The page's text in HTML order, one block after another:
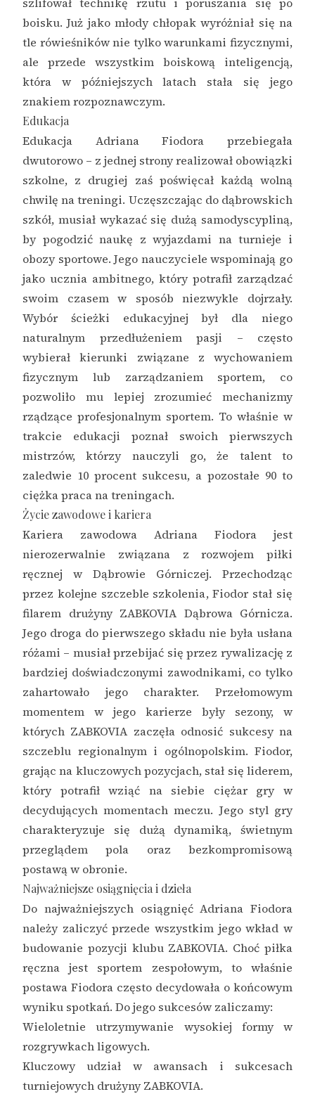
boisku. Już jako młody chłopak wyróżniał się na
tle rówieśników nie tylko warunkami fizycznymi,
ale przede wszystkim boiskową inteligencją,
która w późniejszych latach stała się jego
znakiem rozpoznawczym.
Edukacja
Edukacja Adriana Fiodora przebiegała
dwutorowo – z jednej strony realizował obowiązki
szkolne, z drugiej zaś poświęcał każdą wolną
chwilę na treningi. Uczęszczając do dąbrowskich
szkół, musiał wykazać się dużą samodyscypliną,
by pogodzić naukę z wyjazdami na turnieje i
obozy sportowe. Jego nauczyciele wspominają go
jako ucznia ambitnego, który potrafił zarządzać
swoim czasem w sposób niezwykle dojrzały.
Wybór ścieżki edukacyjnej był dla niego
naturalnym przedłużeniem pasji – często
wybierał kierunki związane z wychowaniem
fizycznym lub zarządzaniem sportem, co
pozwoliło mu lepiej zrozumieć mechanizmy
rządzące profesjonalnym sportem. To właśnie w
trakcie edukacji poznał swoich pierwszych
mistrzów, którzy nauczyli go, że talent to
zaledwie 10 procent sukcesu, a pozostałe 90 to
ciężka praca na treningach.
Życie zawodowe i kariera
Kariera zawodowa Adriana Fiodora jest
nierozerwalnie związana z rozwojem piłki
ręcznej w Dąbrowie Górniczej. Przechodząc
przez kolejne szczeble szkolenia, Fiodor stał się
filarem drużyny ZABKOVIA Dąbrowa Górnicza.
Jego droga do pierwszego składu nie była usłana
różami – musiał przebijać się przez rywalizację z
bardziej doświadczonymi zawodnikami, co tylko
zahartowało jego charakter. Przełomowym
momentem w jego karierze były sezony, w
których ZABKOVIA zaczęła odnosić sukcesy na
szczeblu regionalnym i ogólnopolskim. Fiodor,
grając na kluczowych pozycjach, stał się liderem,
który potrafił wziąć na siebie ciężar gry w
decydujących momentach meczu. Jego styl gry
charakteryzuje się dużą dynamiką, świetnym
przeglądem pola oraz bezkompromisową
postawą w obronie.
Najważniejsze osiągnięcia i dzieła
Do najważniejszych osiągnięć Adriana Fiodora
należy zaliczyć przede wszystkim jego wkład w
budowanie pozycji klubu ZABKOVIA. Choć piłka
ręczna jest sportem zespołowym, to właśnie
postawa Fiodora często decydowała o końcowym
wyniku spotkań. Do jego sukcesów zaliczamy:
Wieloletnie utrzymywanie wysokiej formy w
rozgrywkach ligowych.
Kluczowy udział w awansach i sukcesach
turniejowych drużyny ZABKOVIA.